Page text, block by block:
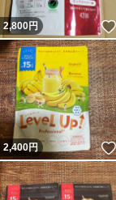
2,800円
2,400円